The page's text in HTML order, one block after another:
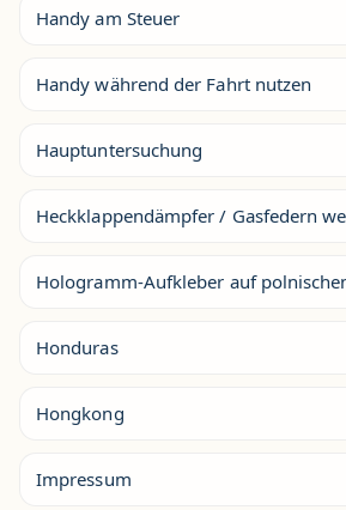
Handy am Steuer
Handy während der Fahrt nutzen
Hauptuntersuchung
Heckklappendämpfer / Gasfedern
Hologramm-Aufkleber auf
Honduras
Hongkong
Impressum